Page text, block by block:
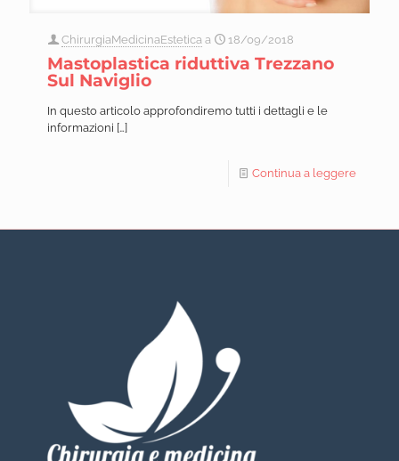
ChirurgiaMedicinaEstetica a 18/09/2018
Mastoplastica riduttiva Trezzano
Sul Naviglio
In questo articolo approfondiremo tutti i dettagli e le
informazioni […]
Continua a leggere